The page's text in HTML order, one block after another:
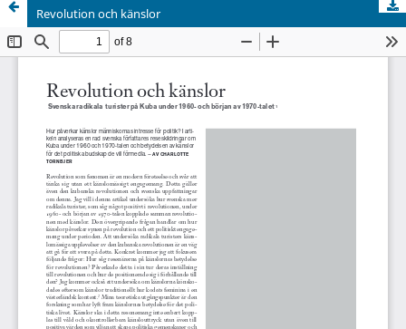
Revolution och känslor